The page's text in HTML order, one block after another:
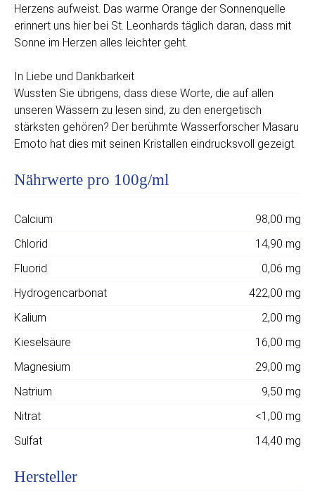
Herzens aufweist. Das warme Orange der Sonnenquelle
erinnert uns hier bei St. Leonhards täglich daran, dass mit
Sonne im Herzen alles leichter geht.
In Liebe und Dankbarkeit
Wussten Sie übrigens, dass diese Worte, die auf allen
unseren Wässern zu lesen sind, zu den energetisch
stärksten gehören? Der berühmte Wasserforscher Masaru
Emoto hat dies mit seinen Kristallen eindrucksvoll gezeigt.
Nährwerte pro 100g/ml
Calcium
98,00 mg
Chlorid
14,90 mg
Fluorid
0,06 mg
Hydrogencarbonat
422,00 mg
Kalium
2,00 mg
Kieselsäure
16,00 mg
Magnesium
29,00 mg
Natrium
9,50 mg
Nitrat
<1,00 mg
Sulfat
14,40 mg
Hersteller